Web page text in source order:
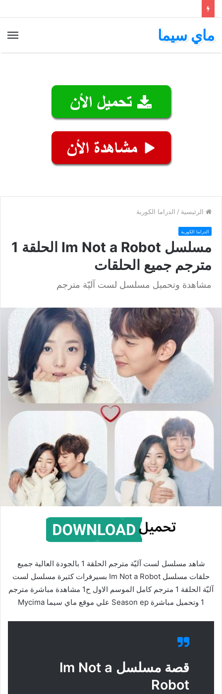
ماي سيما
الرئيسية / الدراما الكورية
الدراما الكورية
مسلسل Im Not a Robot الحلقة 1
مترجم جميع الحلقات
مشاهدة وتحميل مسلسل لست آليّة مترجم
شاهد مسلسل لست آليّة مترجم الحلقة 1 بالجودة العالية جميع
حلقات مسلسل Im Not a Robot بسيرفرات كثيرة مسلسل لست
آليّة الحلقة 1 مترجم كامل الموسم الاول ح1 مشاهدة مباشرة مترجم
1 وتحميل مباشرة Season ep علي موقع ماي سيما Mycima
قصة مسلسل Im Not a
Robot